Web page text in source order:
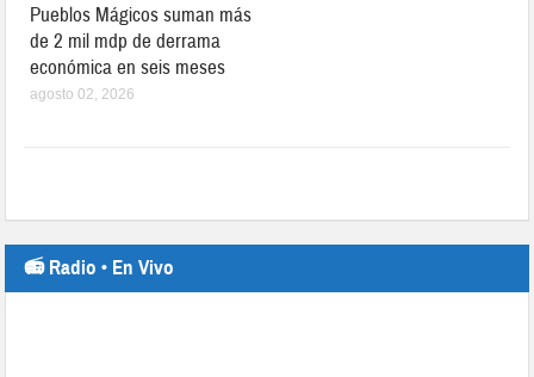
Pueblos Mágicos suman más
de 2 mil mdp de derrama
económica en seis meses
agosto 02, 2026
📻 Radio • En Vivo